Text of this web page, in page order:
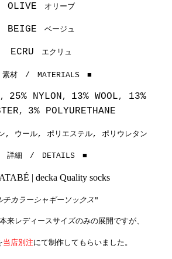
OLIVE オリーブ
BEIGE ベージュ
ECRU エクリュ
材 / MATERIALS ■
, 25% NYLON , 13% WOOL ,
13%
, 3% POLYURETHANE
, ウール, ポリエステル, ポリウレタン
詳細 / DETAILS ■
| decka Quality socks
チカラーシャギーソックス"
来レディースサイズのみの展開ですが、
当店別注にて制作してもらいました。